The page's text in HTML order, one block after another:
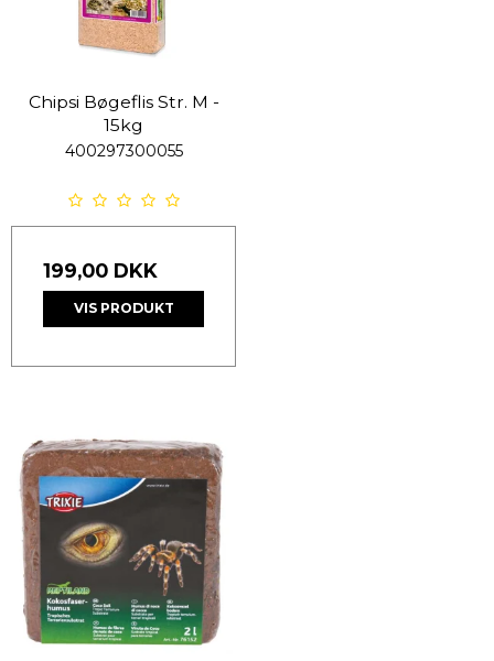
Chipsi Bøgeflis Str. M -
15kg
400297300055
199,00 DKK
VIS PRODUKT